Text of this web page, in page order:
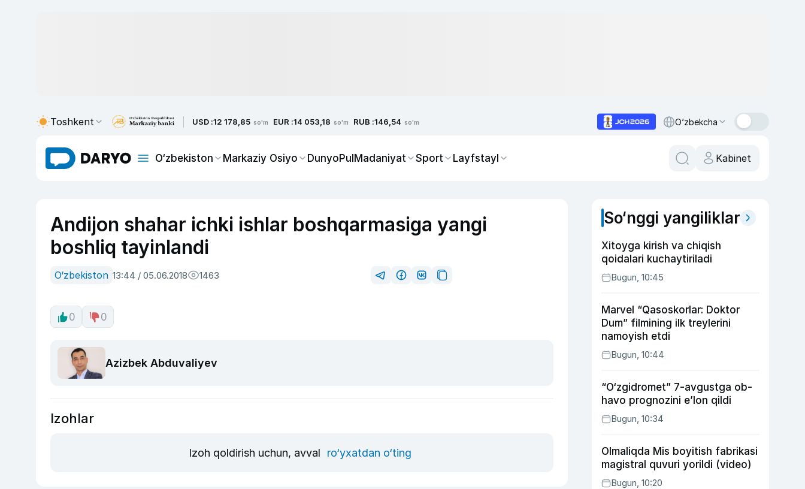
Toshkent USD :12 178,85 so'm EUR :14 053,18 so'm RUB :146,54 so'm O‘zbekcha
O‘zbekiston Markaziy Osiyo DunyoPulMadaniyat Sport Layfstayl Kabinet
Andijon shahar ichki ishlar boshqarmasiga yangi
boshliq tayinlandi
O‘zbekiston 13:44 / 05.06.2018 1463
0 0
Azizbek Abduvaliyev
Izohlar
Izoh qoldirish uchun, avval ro‘yxatdan o‘ting
So‘nggi yangiliklar
Xitoyga kirish va chiqish
qoidalari kuchaytiriladi
Bugun, 10:45
Marvel “Qasoskorlar: Doktor
Dum” filmining ilk treylerini
namoyish etdi
Bugun, 10:44
“O‘zgidromet” 7-avgustga ob-
havo prognozini e’lon qildi
Bugun, 10:34
Olmaliqda Mis boyitish fabrikasi
magistral quvuri yorildi (video)
Bugun, 10:20